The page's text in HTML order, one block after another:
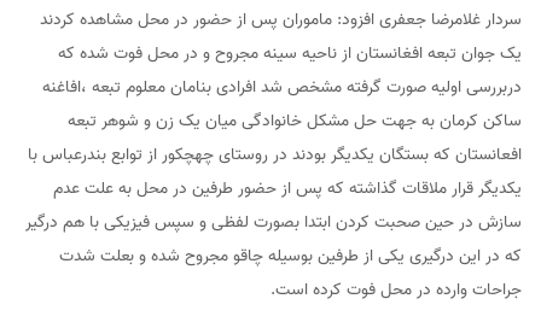
سردار غلامرضا جعفری افزود: ماموران پس از حضور در محل مشاهده کردند
یک جوان تبعه افغانستان از ناحیه سینه مجروح و در محل فوت شده که
دربررسی اولیه صورت گرفته مشخص شد افرادی بنامان معلوم تبعه ،افاغنه
ساکن کرمان به جهت حل مشکل خانوادگی میان یک زن و شوهر تبعه
افعانستان که بستگان یکدیگر بودند در روستای چهچکور از توابع بندرعباس با
یکدیگر قرار ملاقات گذاشته که پس از حضور طرفین در محل به علت عدم
سازش در حین صحبت کردن ابتدا بصورت لفظی و سپس فیزیکی با هم درگیر
که در این درگیری یکی از طرفین بوسیله چاقو مجروح شده و بعلت شدت
جراحات وارده در محل فوت کرده است.